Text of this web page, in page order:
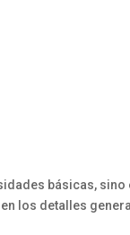
básicas, sino
los detalles